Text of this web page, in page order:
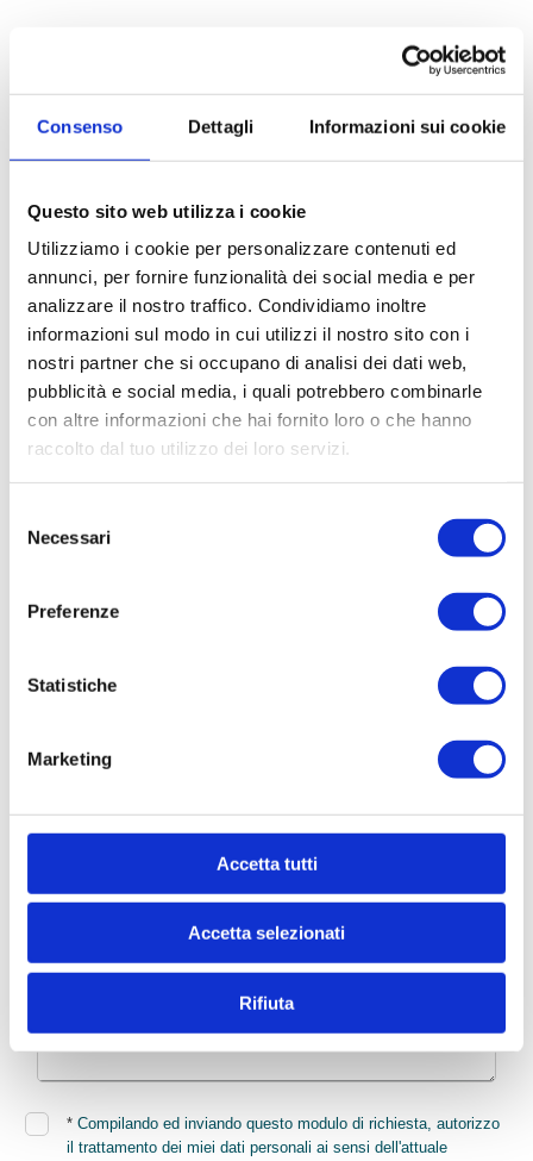
Consenso Dettagli Informazioni sui cookie
Questo sito web utilizza i cookie
Utilizziamo i cookie per personalizzare contenuti ed
annunci, per fornire funzionalità dei social media e per
analizzare il nostro traffico. Condividiamo inoltre
informazioni sul modo in cui utilizzi il nostro sito con i
nostri partner che si occupano di analisi dei dati web,
pubblicità e social media, i quali potrebbero combinarle
con altre informazioni che hai fornito loro o che hanno
raccolto dal tuo utilizzo dei loro servizi.
delNecessari
Preferenze
Statistiche
Marketing
Accetta tutti
Accetta selezionati
Rifiuta
SOGIM SRL
richieste@sogim.net
02660709 ...
* Nome
Cognome
*Compilando ed inviando questo modulo di richiesta, autorizzo
il trattamento dei miei dati personali ai sensi dell'attuale